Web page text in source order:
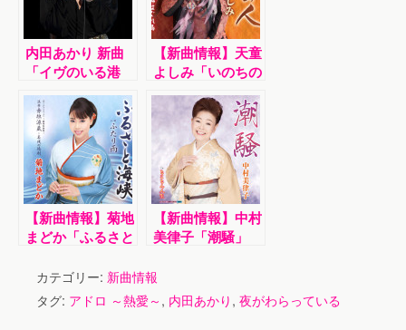
内田あかり 新曲
「イヴのいる港
町」発表ディナー
ライブ 作曲家・
徳久広司氏とデュ
エットも
【新曲情報】天童
よしみ「いのちの
人」
【新曲情報】菊地
まどか「ふるさと
【新曲情報】中村
美律子「潮騒」
カテゴリー: 新曲情報
タグ: アドロ ～熱愛～, 内田あかり, 夜がわらっている